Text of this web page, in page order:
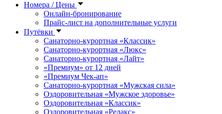
Номера / Цены
Онлайн-бронирование
Прайс-лист на дополнительные услуги
Путёвки
Санаторно-курортная «Классик»
Санаторно-курортная «Люкс»
Санаторно-курортная «Лайт»
«Премиум» от 12 дней
«Премиум Чек-ап»
Санаторно-курортная «Мужская сила»
Оздоровительная «Мужское здоровье»
Оздоровительная «Классик»
Оздоровительная «Релакс»